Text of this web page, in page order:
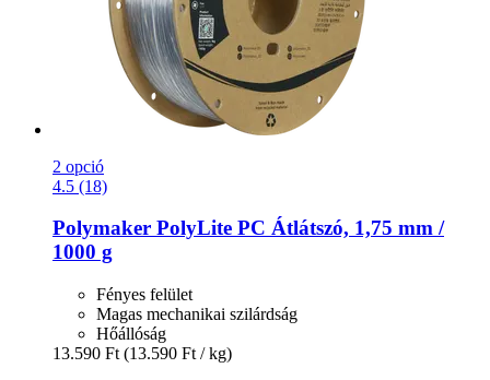
2 opció
4.5 (18)
Polymaker PolyLite PC Átlátszó, 1,75 mm /
1000 g
Fényes felület
Magas mechanikai szilárdság
Hőállóság
13.590 Ft (13.590 Ft / kg)